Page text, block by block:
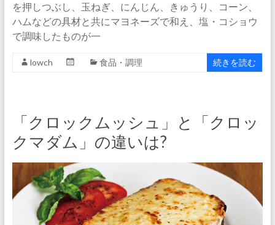
を押しつぶし、玉ねぎ、にんじん、きゅうり、コーン、
ハムなどの具材と共にマヨネーズで和え、塩・コショウ
で調味したものが一
lowch 食品・調理 続きを読む
「クロックムッシュ」と「クロッ
クマダム」の違いは?